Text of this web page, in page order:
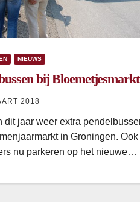
NIEUWS
bij Bloemetjesmarkt
2018
dit jaar weer extra
in Groningen.
nu parkeren op het nieuwe…